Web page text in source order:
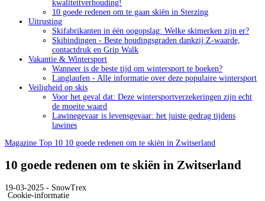
Cookie-informatie
kwaliteitverhouding!
10 goede redenen om te gaan skiën in Sterzing
Uitrusting
Skifabrikanten in één oogopslag: Welke skimerken zijn er?
Skibindingen - Beste houdingsgraden dankzij Z-waarde,
contactdruk en Grip Walk
Vakantie & Wintersport
Wanneer is de beste tijd om wintersport te boeken?
Langlaufen - Alle informatie over deze populaire wintersport
Veiligheid op skis
Voor het geval dat: Deze wintersportverzekeringen zijn echt
de moeite waard
Lawinegevaar is levensgevaar: het juiste gedrag tijdens
lawines
Magazine Top 10 10 goede redenen om te skiën in Zwitserland
10 goede redenen om te skiën in Zwitserland
19-03-2025 - SnowTrex